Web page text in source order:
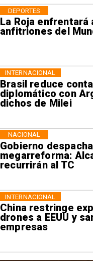
La Roja enfrentará
anfitriones del
DEPORTES
Brasil reduce
diplomático con
dichos de Milei
INTERNACIONAL
Gobierno
megarreforma:
recurrirán al TC
NACIONAL
China restringe
drones a EEUU y
empresas
INTERNACIONAL